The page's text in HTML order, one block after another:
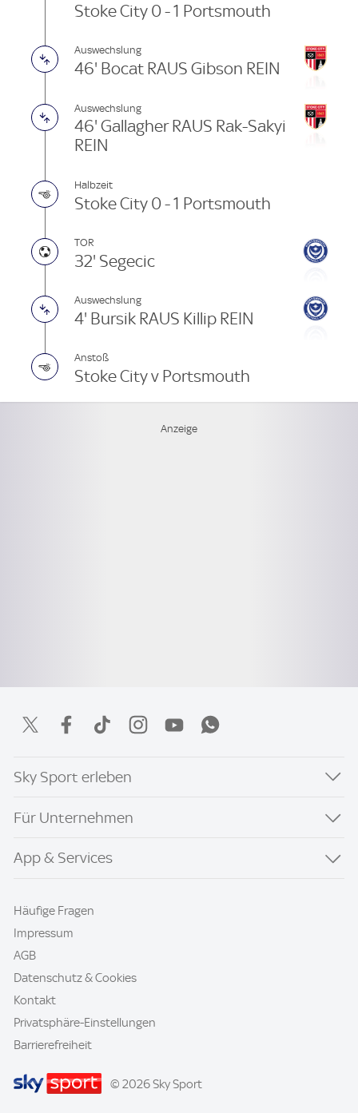
Stoke City 0 - 1 Portsmouth
Auswechslung
46' Bocat RAUS Gibson REIN
Auswechslung
46' Gallagher RAUS Rak-Sakyi
REIN
Halbzeit
Stoke City 0 - 1 Portsmouth
TOR
32' Segecic
Auswechslung
4' Bursik RAUS Killip REIN
Anstoß
Stoke City v Portsmouth
Sky Sport erleben
Für Unternehmen
App & Services
Häufige Fragen
Impressum
AGB
Datenschutz & Cookies
Kontakt
Privatsphäre-Einstellungen
Barrierefreiheit
© 2026 Sky Sport